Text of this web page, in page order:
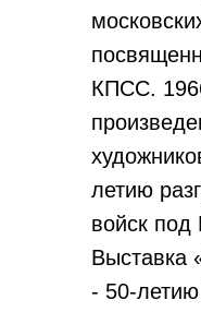
КПСС.
летию
войск
Выставка
- 50-